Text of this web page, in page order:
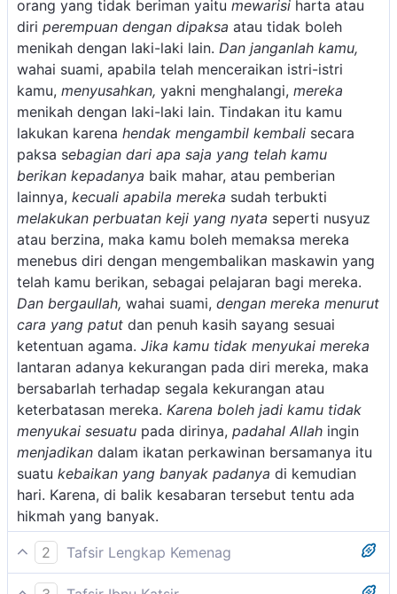
orang yang tidak beriman yaitu mewarisi harta atau
diri perempuan dengan dipaksa atau tidak boleh
menikah dengan laki-laki lain. Dan janganlah kamu,
wahai suami, apabila telah menceraikan istri-istri
kamu, menyusahkan, yakni menghalangi, mereka
menikah dengan laki-laki lain. Tindakan itu kamu
lakukan karena hendak mengambil kembali secara
paksa sebagian dari apa saja yang telah kamu
berikan kepadanya baik mahar, atau pemberian
lainnya, kecuali apabila mereka sudah terbukti
melakukan perbuatan keji yang nyata seperti nusyuz
atau berzina, maka kamu boleh memaksa mereka
menebus diri dengan mengembalikan maskawin yang
telah kamu berikan, sebagai pelajaran bagi mereka.
Dan bergaullah, wahai suami, dengan mereka menurut
cara yang patut dan penuh kasih sayang sesuai
ketentuan agama. Jika kamu tidak menyukai mereka
lantaran adanya kekurangan pada diri mereka, maka
bersabarlah terhadap segala kekurangan atau
keterbatasan mereka. Karena boleh jadi kamu tidak
menyukai sesuatu pada dirinya, padahal Allah ingin
menjadikan dalam ikatan perkawinan bersamanya itu
suatu kebaikan yang banyak padanya di kemudian
hari. Karena, di balik kesabaran tersebut tentu ada
hikmah yang banyak.
2
Tafsir Lengkap Kemenag
Ayat ini tidak berarti bahwa mewariskan perempuan